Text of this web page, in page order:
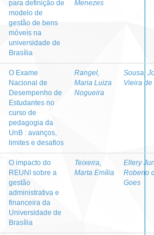
para definição de
modelo de
gestão de bens
móveis na
universidade de
Brasília
Menezes
O Exame
Nacional de
Desempenho de
Estudantes no
curso de
pedagogia da
UnB : avanços,
limites e desafios
Rangel,
Maria Luiza
Nogueira
Sousa,
Vieira de
O impacto do
REUNI sobre a
gestão
administrativa e
financeira da
Universidade de
Brasília
Teixeira,
Marta Emília
Ellery
Roberto
Goes